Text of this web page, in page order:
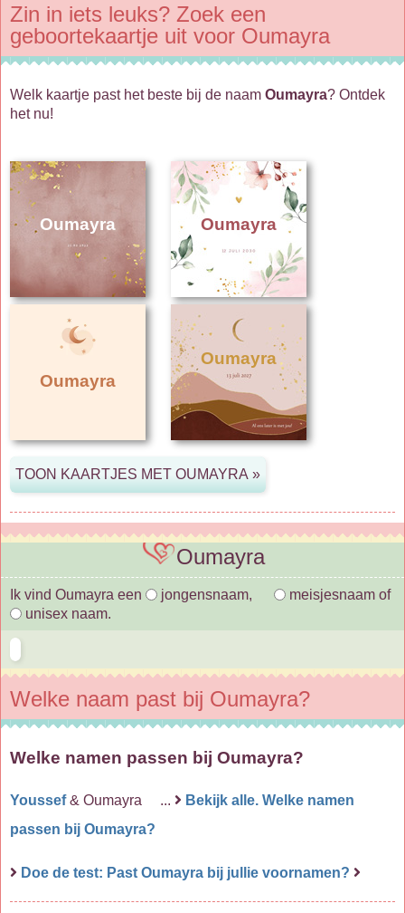
Zin in iets leuks? Zoek een
geboortekaartje uit voor Oumayra
Welk kaartje past het beste bij de naam Oumayra? Ontdek
het nu!
Oumayra Oumayra
Oumayra
Oumayra
Oumayra
Ik vind Oumayra een jongensnaam,
meisjesnaam of
unisex naam.
Welke naam past bij Oumayra?
Welke namen passen bij Oumayra?
Youssef& Oumayra ...
Bekijk alle. Welke namen
passen bij Oumayra?
Doe de test: Past Oumayra bij jullie voornamen?